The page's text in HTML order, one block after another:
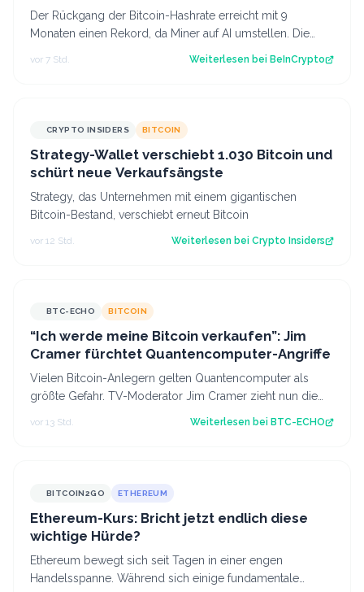
Der Rückgang der Bitcoin-Hashrate erreicht mit 9
Monaten einen Rekord, da Miner auf AI umstellen. Die
vor 7 Std. Weiterlesen bei BeInCrypto
CRYPTO INSIDERS BITCOIN
Strategy-Wallet verschiebt 1.030 Bitcoin und
schürt neue Verkaufsängste
Strategy, das Unternehmen mit einem gigantischen
Bitcoin-Bestand, verschiebt erneut Bitcoin
vor 12 Std. Weiterlesen bei Crypto Insiders
BTC-ECHO BITCOIN
“Ich werde meine Bitcoin verkaufen”: Jim
Cramer fürchtet Quantencomputer-Angriffe
Vielen Bitcoin-Anlegern gelten Quantencomputer als
größte Gefahr. TV-Moderator Jim Cramer zieht nun die
Konsequenzen – eine sinnvolle Maßnah…
vor 13 Std. Weiterlesen bei BTC-ECHO
BITCOIN2GO ETHEREUM
Ethereum-Kurs: Bricht jetzt endlich diese
wichtige Hürde?
Ethereum bewegt sich seit Tagen in einer engen
Handelsspanne. Während sich einige fundamentale